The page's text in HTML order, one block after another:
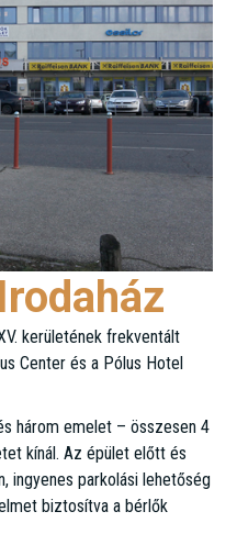
kerületének frekventált
Center és a Pólus Hotel
három emelet – összesen 4
kínál. Az épület előtt és
ingyenes parkolási lehetőség
biztosítva a bérlők